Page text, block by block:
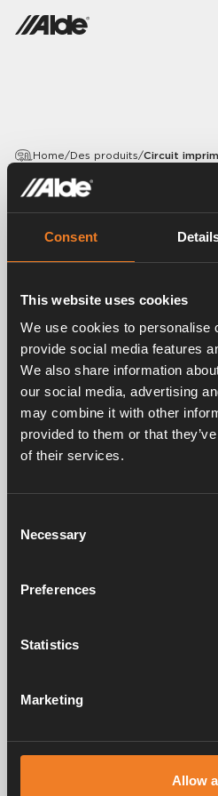
Consent
This website uses cookies
We use cookies to personalise
provide social media features
We also share information
our social media, advertising
may combine it with other
provided to them or that
of their services.
Selection
Necessary
Preferences
Statistics
Marketing
Allow
Home/Des produits/Circuit
Circuit
Circuit imprimé pour 2772
Manuels et
FAQ
Alde crée un sentiment d'appartenance à
vous vous sentez comme chez vous.